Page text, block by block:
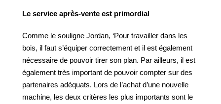
Le service après-vente est primordial
Comme le souligne Jordan, ‘Pour travailler dans les
bois, il faut s’équiper correctement et il est également
nécessaire de pouvoir tirer son plan. Par ailleurs, il est
également très important de pouvoir compter sur des
partenaires adéquats. Lors de l’achat d’une nouvelle
machine, les deux critères les plus importants sont le